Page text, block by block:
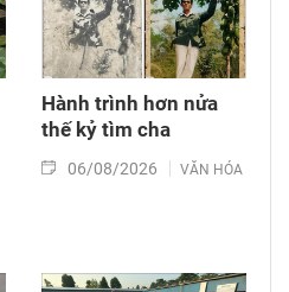
Hành trình hơn nửa
thế kỷ tìm cha
06/08/2026 VĂN HÓA